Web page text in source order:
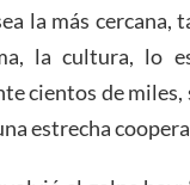
la más cercana,
la cultura, lo
cientos de
estrecha